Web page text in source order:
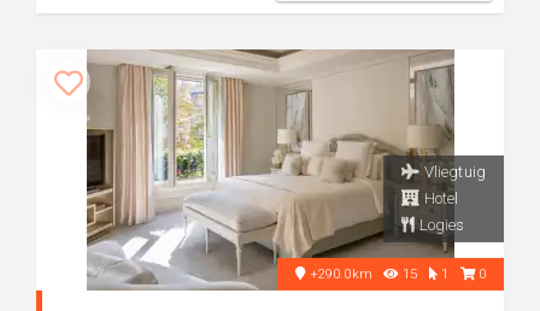
Vliegtuig
Hotel
Logies
+290.0km 15 1 0